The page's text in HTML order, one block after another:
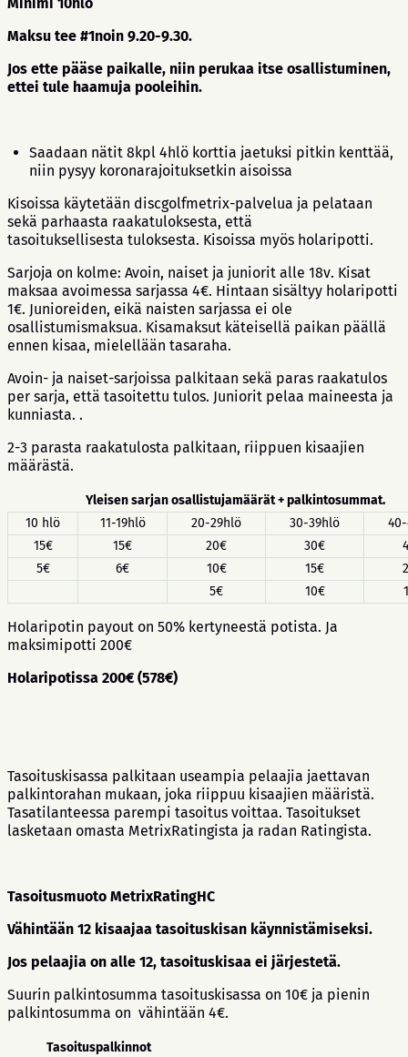
Minimi 10hlö
Maksu tee #1noin 9.20-9.30.
Jos ette pääse paikalle, niin perukaa itse osallistuminen,
ettei tule haamuja pooleihin.
Saadaan nätit 8kpl 4hlö korttia jaetuksi pitkin kenttää,
niin pysyy koronarajoituksetkin aisoissa
Kisoissa käytetään discgolfmetrix-palvelua ja pelataan
sekä parhaasta raakatuloksesta, että
tasoituksellisesta tuloksesta. Kisoissa myös holaripotti.
Sarjoja on kolme: Avoin, naiset ja juniorit alle 18v. Kisat
maksaa avoimessa sarjassa 4€. Hintaan sisältyy holaripotti
1€. Junioreiden, eikä naisten sarjassa ei ole
osallistumismaksua. Kisamaksut käteisellä paikan päällä
ennen kisaa, mielellään tasaraha.
Avoin- ja naiset-sarjoissa palkitaan sekä paras raakatulos
per sarja, että tasoitettu tulos. Juniorit pelaa maineesta ja
kunniasta. .
2-3 parasta raakatulosta palkitaan, riippuen kisaajien
määrästä.
Yleisen sarjan osallistujamäärät + palkintosummat.
10 hlö
11-19hlö 20-29hlö 30-39hlö
15€
15€ 20€ 30€
5€
6€ 10€ 15€
5€
10€
Holaripotin payout on 50% kertyneestä potista. Ja
maksimipotti 200€
Holaripotissa 200€ (578€)
Tasoituskisassa palkitaan useampia pelaajia jaettavan
palkintorahan mukaan, joka riippuu kisaajien määristä.
Tasatilanteessa parempi tasoitus voittaa. Tasoitukset
lasketaan omasta MetrixRatingista ja radan Ratingista.
Tasoitusmuoto MetrixRatingHC
Vähintään 12 kisaajaa tasoituskisan käynnistämiseksi.
Jos pelaajia on alle 12, tasoituskisaa ei järjestetä.
Suurin palkintosumma tasoituskisassa on 10€ ja pienin
palkintosumma on vähintään 4€.
Tasoituspalkinnot